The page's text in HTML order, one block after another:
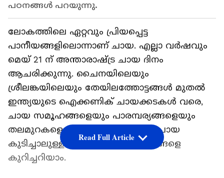
പഠനങ്ങൾ പറയുന്നു.
ലോകത്തിലെ ഏറ്റവും പ്രിയപ്പെട്ട
പാനീയങ്ങളിലൊന്നാണ് ചായ. എല്ലാ വർഷവും
മെയ് 21 ന് അന്താരാഷ്ട്ര ചായ ദിനം
ആചരിക്കുന്നു. ചൈനയിലെയും
ശ്രീലങ്കയിലെയും തേയിലത്തോട്ടങ്ങൾ മുതൽ
ഇന്ത്യയുടെ ഐക്കണിക് ചായക്കടകൾ വരെ,
ചായ സമൂഹങ്ങളെയും പാരമ്പര്യങ്ങളെയും
തലമുറകളെയും ബന്ധിപ്പിക്കുന്നു. ചായ
കുടിച്ചാലുള്ള ചില ആരോ​ഗ്യ​ഗുണങ്ങളെ
കുറിച്ചറിയാം.
Read Full Article